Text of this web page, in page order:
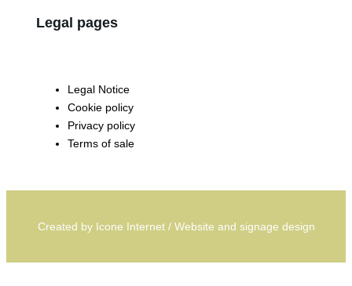
Legal pages
Legal Notice
Cookie policy
Privacy policy
Terms of sale
Created by Icone Internet/ Website and signage design